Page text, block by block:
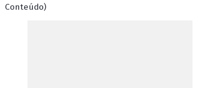
Conteúdo)